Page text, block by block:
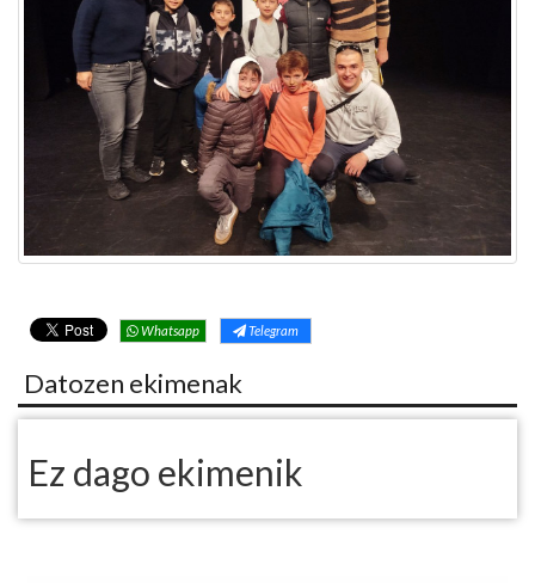
Whatsapp Telegram
Datozen ekimenak
Ez dago ekimenik